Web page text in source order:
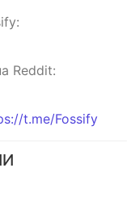
Reddit:
t.me/Fossify